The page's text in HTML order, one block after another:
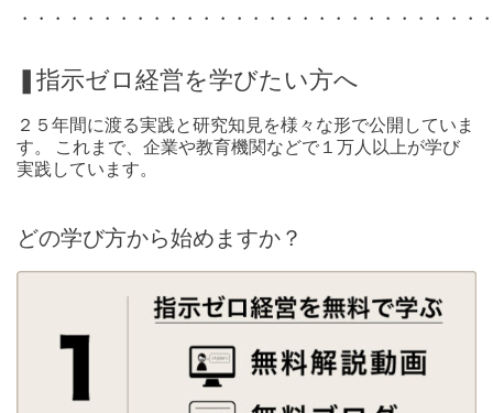
・・・・・・・・・・・・・・・・・・・・・・・・・・・
❚指示ゼロ経営を学びたい方へ
２５年間に渡る実践と研究知見を様々な形で公開していま
す。 これまで、企業や教育機関などで１万人以上が学び
実践しています。
どの学び方から始めますか？